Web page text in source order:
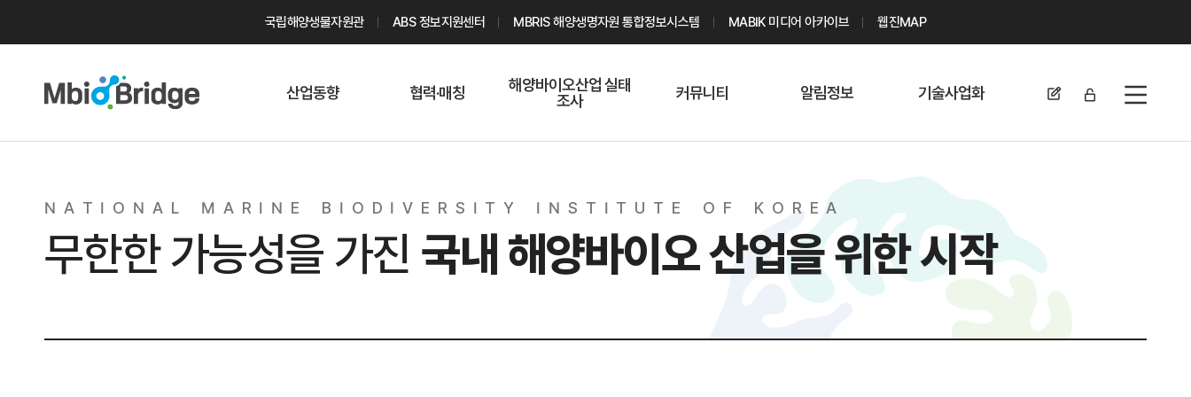
국립해양생물자원관 ABS 정보지원센터 MBRIS 해양생명자원 통합정보시스템 MABIK 미디어 아카이브 웹진MAP
전체메뉴
산업동향
국내 동향
해외 동향
협력·매칭
기업수요 매칭
기업 공동연구
신청
해양바이오산업 실태
조사
통계자료
커뮤니티
전문가 인력풀
지식포럼
해양바이오
알림정보
채용정보
세미나 및 행사
보도자료
기술사업화
신청
MABIK
전략특허
N A T I O N A L M A R I N E B I O D I V E R S I T Y I N S T I T U T E O F K O R E A
무한한 가능성을 가진 국내 해양바이오산업을 위한 시작